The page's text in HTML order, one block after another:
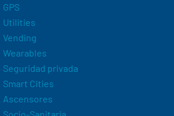
GPS
Utilities
Vending
Wearables
Seguridad privada
Smart Cities
Ascensores